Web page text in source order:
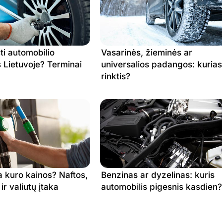
1.743 €
0.794 €
1.730 €
0.797 €
0.797 €
0.802 €
1.693 €
0.819 €
1.693 €
0.819 €
1.701 €
0.824 €
0.824 €
automobilio
Lietuvoje? Terminai
Vasarinės, žieminės ar
universalios padangos: kurias
rinktis?
kuro kainos? Naftos,
valiutų įtaka
Benzinas ar dyzelinas: kuris
automobilis pigesnis kasdien?